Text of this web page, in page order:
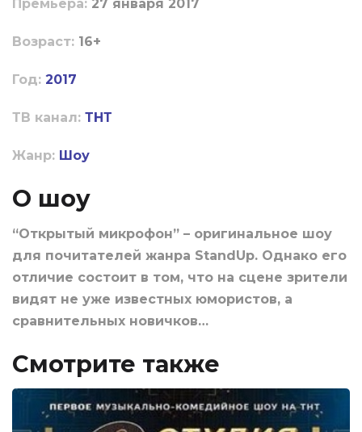
Пpeмьepa: 27 января 2017
Boзpacт: 16+
Год: 2017
ТВ канал: ТНТ
Жанр: Шоу
О шоу
“Открытый микрофон” – оригинальное шоу
для почитателей жанра StandUp. Однако его
отличие состоит в том, что на сцене зрители
видят не уже известных юмористов, а
сравнительных новичков…
Смотрите также